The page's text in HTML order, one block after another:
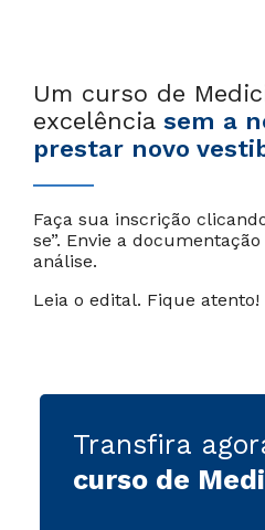
Um curso de
excelência sem a
prestar novo
Faça sua inscrição
se”. Envie a
análise.
Leia o edital. Fique atento!
Transfira
curso de